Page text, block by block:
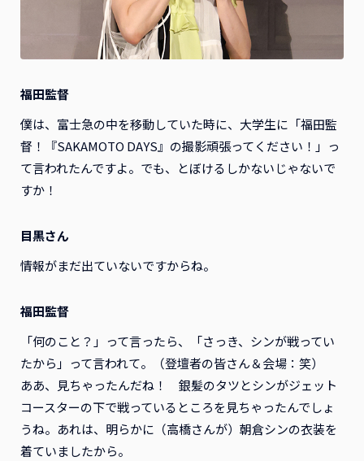
福田監督
僕は、富士急の中を移動していた時に、大学生に「福田監
督！『SAKAMOTO DAYS』の撮影頑張ってください！」っ
て言われたんですよ。でも、とぼけるしかないじゃないで
すか！
目黒さん
情報がまだ出ていないですからね。
福田監督
「何のこと？」って言ったら、「さっき、シンが戦ってい
たから」って言われて。（登壇者の皆さん＆会場：笑）
ああ、見ちゃったんだね！ 銀髪のタツとシンがジェット
コースターの下で戦っているところを見ちゃったんでしょ
うね。あれは、明らかに（高橋さんが）朝倉シンの衣装を
着ていましたから。